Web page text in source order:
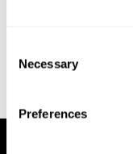
Selection
Necessary
Preferences
Merten, T.